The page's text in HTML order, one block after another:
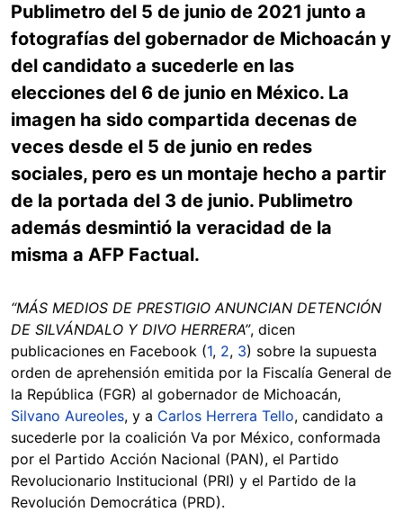
Publimetro del 5 de junio de 2021 junto a
fotografías del gobernador de Michoacán y
del candidato a sucederle en las
elecciones del 6 de junio en México. La
imagen ha sido compartida decenas de
veces desde el 5 de junio en redes
sociales, pero es un montaje hecho a partir
de la portada del 3 de junio. Publimetro
además desmintió la veracidad de la
misma a AFP Factual.
“MÁS MEDIOS DE PRESTIGIO ANUNCIAN DETENCIÓN
DE SILVÁNDALO Y DIVO HERRERA”, dicen
publicaciones en Facebook (1, 2, 3) sobre la supuesta
orden de aprehensión emitida por la Fiscalía General de
la República (FGR) al gobernador de Michoacán,
Silvano Aureoles, y a Carlos Herrera Tello, candidato a
sucederle por la coalición Va por México, conformada
por el Partido Acción Nacional (PAN), el Partido
Revolucionario Institucional (PRI) y el Partido de la
Revolución Democrática (PRD).